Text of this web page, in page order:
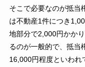
そこで必要なのが抵当
は不動産1件につき
地部分で2,000円かか
るのが一般的で、抵当
16,000円程度といわれ